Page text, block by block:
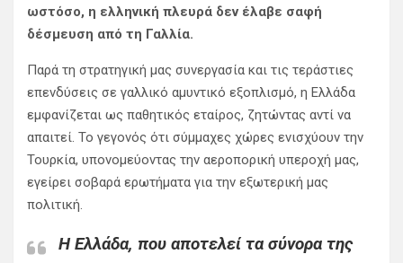
ωστόσο, η ελληνική πλευρά δεν έλαβε σαφή
δέσμευση από τη Γαλλία.
Παρά τη στρατηγική μας συνεργασία και τις τεράστιες
επενδύσεις σε γαλλικό αμυντικό εξοπλισμό, η Ελλάδα
εμφανίζεται ως παθητικός εταίρος, ζητώντας αντί να
απαιτεί. Το γεγονός ότι σύμμαχες χώρες ενισχύουν την
Τουρκία, υπονομεύοντας την αεροπορική υπεροχή μας,
εγείρει σοβαρά ερωτήματα για την εξωτερική μας
πολιτική.
Η Ελλάδα, που αποτελεί τα σύνορα της